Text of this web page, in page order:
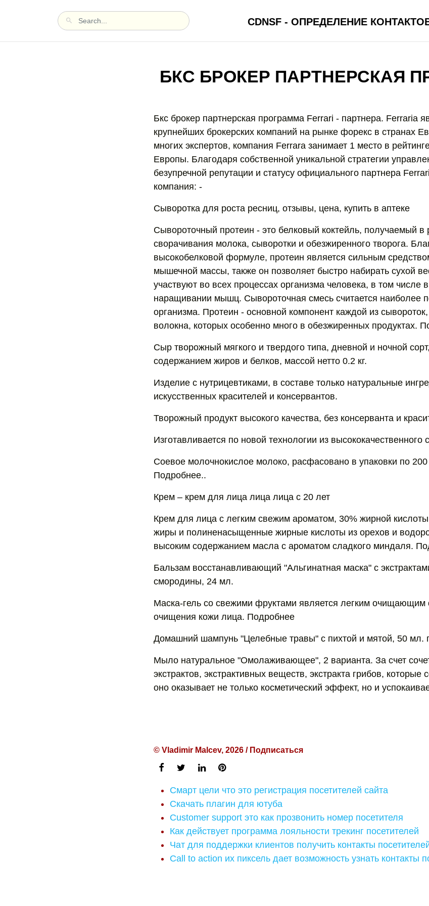
CDNSF - ОПРЕДЕЛЕНИЕ
БКС БРОКЕР ПАРТНЕРСКАЯ
Бкс брокер партнерская программа Ferrari - партнера. Ferraria
крупнейших брокерских компаний на рынке форекс в странах
многих экспертов, компания Ferrara занимает 1 место в
Европы. Благодаря собственной уникальной стратегии
безупречной репутации и статусу официального партнера
компания: -
Сыворотка для роста ресниц, отзывы, цена, купить в аптеке
Сывороточный протеин - это белковый коктейль, получаемый в
сворачивания молока, сыворотки и обезжиренного творога.
высокобелковой формуле, протеин является сильным
мышечной массы, также он позволяет быстро набирать сухой
участвуют во всех процессах организма человека, в том числе
наращивании мышц. Сывороточная смесь считается наиболее
организма. Протеин - основной компонент каждой из
волокна, которых особенно много в обезжиренных продуктах.
Сыр творожный мягкого и твердого типа, дневной и ночной
содержанием жиров и белков, массой нетто 0.2 кг.
Изделие с нутрицевтиками, в составе только натуральные
искусственных красителей и консервантов.
Творожный продукт высокого качества, без консерванта и
Изготавливается по новой технологии из высококачественного
Соевое молочнокислое молоко, расфасовано в упаковки по 200
Подробнее..
Крем – крем для лица лица лица с 20 лет
Крем для лица с легким свежим ароматом, 30% жирной
жиры и полиненасыщенные жирные кислоты из орехов и
высоким содержанием масла с ароматом сладкого миндаля.
Бальзам восстанавливающий "Альгинатная маска" с
смородины, 24 мл.
Маска-гель со свежими фруктами является легким очищающим
очищения кожи лица. Подробнее
Домашний шампунь "Целебные травы" с пихтой и мятой, 50 мл.
Мыло натуральное "Омолаживающее", 2 варианта. За счет
экстрактов, экстрактивных веществ, экстракта грибов,
оно оказывает не только косметический эффект, но и
© Vladimir Malcev, 2026 / Подписаться
Смарт цели что это регистрация посетителей сайта
Скачать плагин для ютуба
Customer support это как прозвонить номер посетителя
Как действует программа лояльности трекинг посетителей
Чат для поддержки клиентов получить контакты
Call to action их пиксель дает возможность узнать контакты